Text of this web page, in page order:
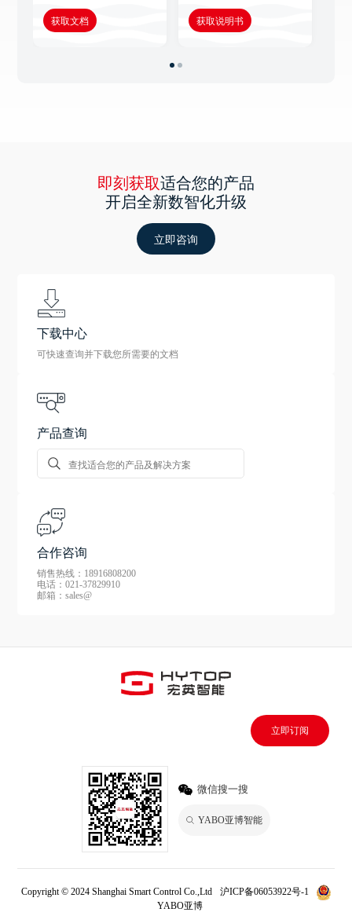
获取文档 获取说明书
即刻获取适合您的产品
开启全新数智化升级
立即咨询
下载中心
可快速查询并下载您所需要的文档
产品查询
合作咨询
销售热线：18916808200
电话：021-37829910
邮箱：sales@
立即订阅
微信搜一搜
YABO亚博智能
Copyright © 2024 Shanghai Smart Control Co.,Ltd
沪ICP备06053922号-1
YABO亚博